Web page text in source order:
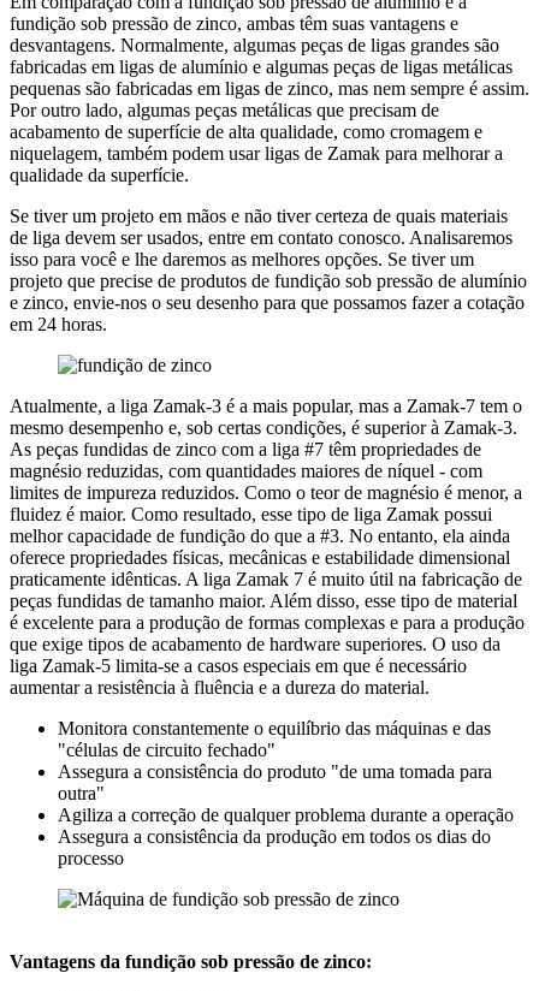
fundição sob pressão de zinco, ambas têm suas vantagens e
desvantagens. Normalmente, algumas peças de ligas grandes são
fabricadas em ligas de alumínio e algumas peças de ligas metálicas
pequenas são fabricadas em ligas de zinco, mas nem sempre é assim.
Por outro lado, algumas peças metálicas que precisam de
acabamento de superfície de alta qualidade, como cromagem e
niquelagem, também podem usar ligas de Zamak para melhorar a
qualidade da superfície.
Se tiver um projeto em mãos e não tiver certeza de quais materiais
de liga devem ser usados, entre em contato conosco. Analisaremos
isso para você e lhe daremos as melhores opções. Se tiver um
projeto que precise de produtos de fundição sob pressão de alumínio
e zinco, envie-nos o seu desenho para que possamos fazer a cotação
em 24 horas.
Atualmente, a liga Zamak-3 é a mais popular, mas a Zamak-7 tem o
mesmo desempenho e, sob certas condições, é superior à Zamak-3.
As peças fundidas de zinco com a liga #7 têm propriedades de
magnésio reduzidas, com quantidades maiores de níquel - com
limites de impureza reduzidos. Como o teor de magnésio é menor, a
fluidez é maior. Como resultado, esse tipo de liga Zamak possui
melhor capacidade de fundição do que a #3. No entanto, ela ainda
oferece propriedades físicas, mecânicas e estabilidade dimensional
praticamente idênticas. A liga Zamak 7 é muito útil na fabricação de
peças fundidas de tamanho maior. Além disso, esse tipo de material
é excelente para a produção de formas complexas e para a produção
que exige tipos de acabamento de hardware superiores. O uso da
liga Zamak-5 limita-se a casos especiais em que é necessário
aumentar a resistência à fluência e a dureza do material.
Monitora constantemente o equilíbrio das máquinas e das
"células de circuito fechado"
Assegura a consistência do produto "de uma tomada para
outra"
Agiliza a correção de qualquer problema durante a operação
Assegura a consistência da produção em todos os dias do
processo
Vantagens da fundição sob pressão de zinco: